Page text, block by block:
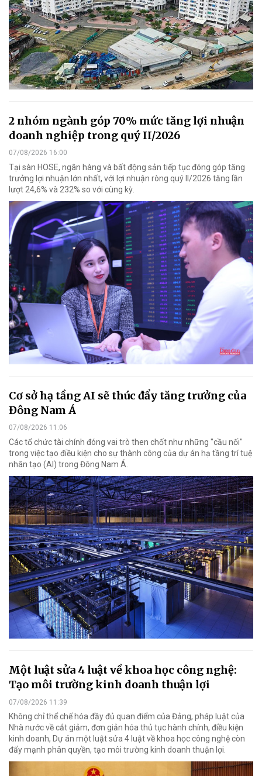
2 nhóm ngành góp 70% mức tăng lợi nhuận
doanh nghiệp trong quý II/2026
07/08/2026 16:00
Tại sàn HOSE, ngân hàng và bất động sản tiếp tục đóng góp tăng
trưởng lợi nhuận lớn nhất, với lợi nhuận ròng quý II/2026 tăng lần
lượt 24,6% và 232% so với cùng kỳ.
Cơ sở hạ tầng AI sẽ thúc đẩy tăng trưởng của
Đông Nam Á
07/08/2026 11:06
Các tổ chức tài chính đóng vai trò then chốt như những "cầu nối"
trong việc tạo điều kiện cho sự thành công của dự án hạ tầng trí tuệ
nhân tạo (AI) trong Đông Nam Á.
Một luật sửa 4 luật về khoa học công nghệ:
Tạo môi trường kinh doanh thuận lợi
07/08/2026 11:39
Không chỉ thể chế hóa đầy đủ quan điểm của Đảng, pháp luật của
Nhà nước về cắt giảm, đơn giản hóa thủ tục hành chính, điều kiện
kinh doanh, Dự án một luật sửa 4 luật về khoa học công nghệ còn
đẩy mạnh phân quyền, tạo môi trường kinh doanh thuận lợi.